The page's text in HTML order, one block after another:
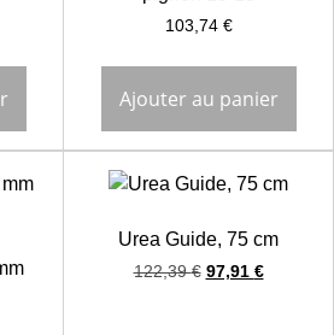
103,74 €
Ajouter au panier
Urea Guide, 75 cm
122,39€ 97,91 €